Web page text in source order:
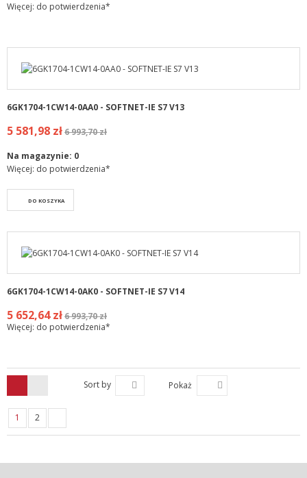
Więcej: do potwierdzenia*
6GK1704-1CW14-0AA0 - SOFTNET-IE S7 V13
5 581,98 zł6 993,70 zł
Na magazynie: 0
Więcej: do potwierdzenia*
DO KOSZYKA
6GK1704-1CW14-0AK0 - SOFTNET-IE S7 V14
5 652,64 zł6 993,70 zł
Więcej: do potwierdzenia*
Sort by Pokaż
1 2